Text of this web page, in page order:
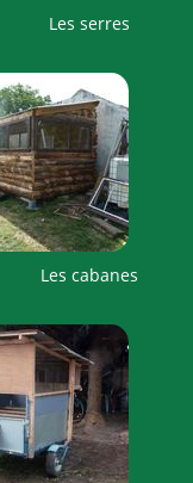
Les serres
Les cabanes